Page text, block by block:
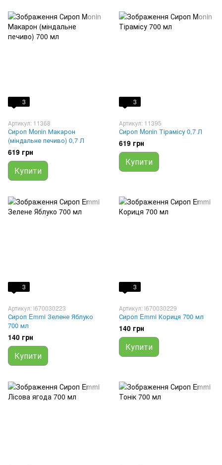
3
Артикул: 11368
Сироп Monin Макарон
(міндальне печиво) 0,7 Л
619 грн
Купити
3
Артикул: 11395
Сироп Monin Тірамісу 0,7 Л
619 грн
Купити
3
Артикул: i670030223
Сироп Emmi Зелене Яблуко
700 мл
140 грн
Купити
3
Артикул: i670030229
Сироп Emmi Кориця 700 мл
140 грн
Купити